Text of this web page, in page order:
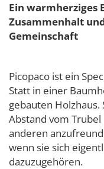
Ein warmherziges
Zusammenhalt
Gemeinschaft
Picopaco ist ein
Statt in einer
gebauten
Abstand vom
anderen
wenn sie sich
dazuzugehören.